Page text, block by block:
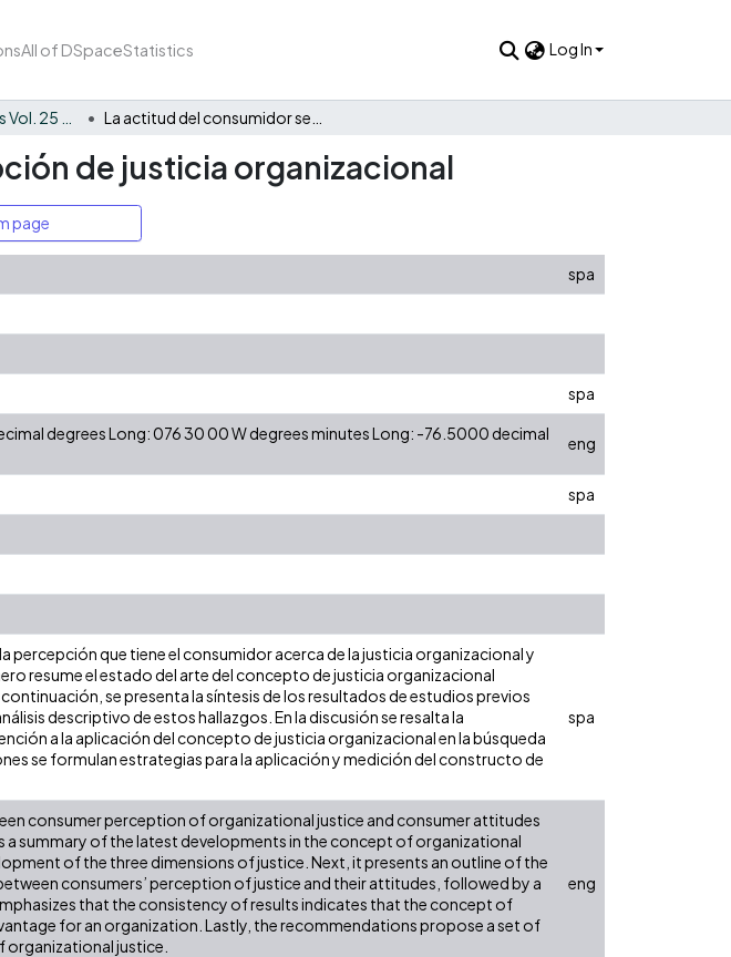
All of DSpaceStatistics Log In
de justicia organizacional
page
spa
spa
degrees Long: 076 30 00 W degrees minutes Long: -76.5000 decimal
eng
spa
percepción que tiene el consumidor acerca de la justicia organizacional y
resume el estado del arte del concepto de justicia organizacional
se presenta la síntesis de los resultados de estudios previos
descriptivo de estos hallazgos. En la discusión se resalta la
a la aplicación del concepto de justicia organizacional en la búsqueda
se formulan estrategias para la aplicación y medición del constructo de
spa
consumer perception of organizational justice and consumer attitudes
summary of the latest developments in the concept of organizational
of the three dimensions of justice. Next, it presents an outline of the
consumers’ perception of justice and their attitudes, followed by a
that the consistency of results indicates that the concept of
for an organization. Lastly, the recommendations propose a set of
justice.
eng